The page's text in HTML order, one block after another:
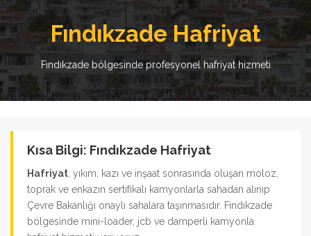
Fındıkzade Hafriyat
Fındıkzade bölgesinde profesyonel hafriyat hizmeti
Kısa Bilgi: Fındıkzade Hafriyat
Hafriyat , yıkım, kazı ve inşaat sonrasında oluşan moloz,
toprak ve enkazın sertifikalı kamyonlarla sahadan alınıp
Çevre Bakanlığı onaylı sahalara taşınmasıdır. Fındıkzade
bölgesinde mini-loader, jcb ve damperli kamyonla